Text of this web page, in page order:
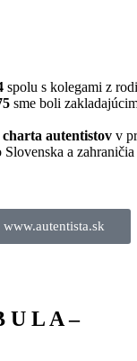
spolu s kolegami z
sme boli
autentistov v
a zahraničia
www.autentista.sk
U L A –